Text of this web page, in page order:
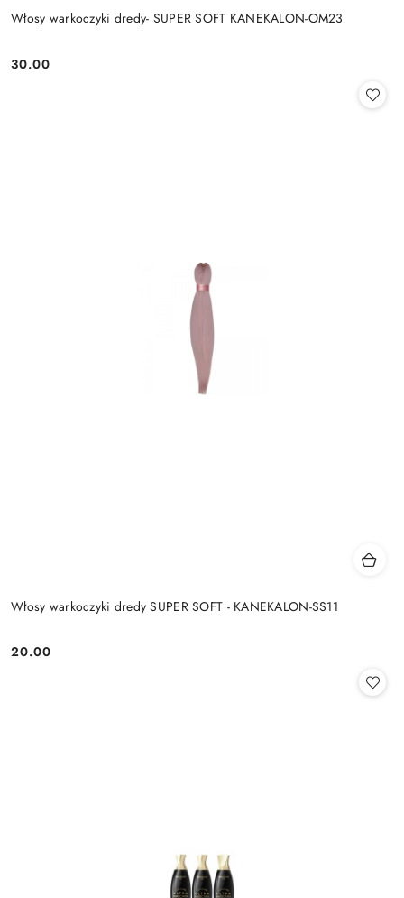
Włosy warkoczyki dredy- SUPER SOFT KANEKALON-OM23
Cena:
30.00
Włosy warkoczyki dredy SUPER SOFT - KANEKALON-SS11
Cena:
20.00